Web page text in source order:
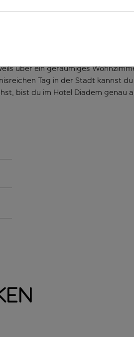
kurzen Spaziergang vom
über ein geräumiges
Tag in der Stadt kannst
bist du im Hotel Diadem genau